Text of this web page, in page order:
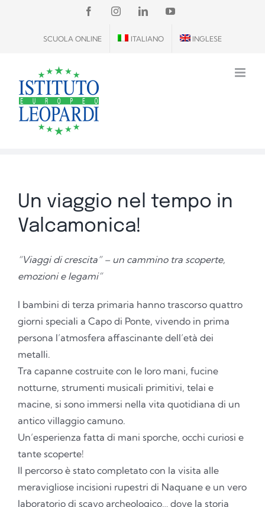
contenuto
FACEBOOKINSTAGRAM
LINKEDINYOUTUBE
SCUOLA ONLINE ITALIANO INGLESE
Un viaggio nel tempo in
Valcamonica!
“Viaggi di crescita” – un cammino tra scoperte,
emozioni e legami”
I bambini di terza primaria hanno trascorso quattro
giorni speciali a Capo di Ponte, vivendo in prima
persona l’atmosfera affascinante dell’età dei
metalli.
Tra capanne costruite con le loro mani, fucine
notturne, strumenti musicali primitivi, telai e
macine, si sono immersi nella vita quotidiana di un
antico villaggio camuno.
Un’esperienza fatta di mani sporche, occhi curiosi e
tante scoperte!
Il percorso è stato completato con la visita alle
meravigliose incisioni rupestri di Naquane e un vero
laboratorio di scavo archeologico… dove la storia